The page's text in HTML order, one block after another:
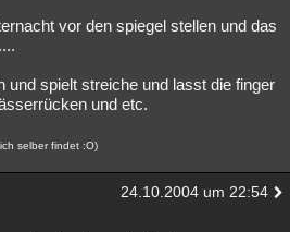
vor den spiegel stellen und das
und spielt streiche und lasst die finger
und etc.
selber findet :O)
24.10.2004 um 22:54